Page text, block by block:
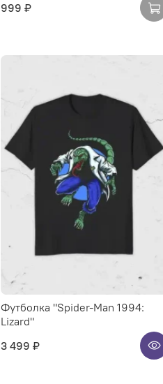
999 ₽
Футболка "Spider-Man 1994:
Lizard"
3 499 ₽